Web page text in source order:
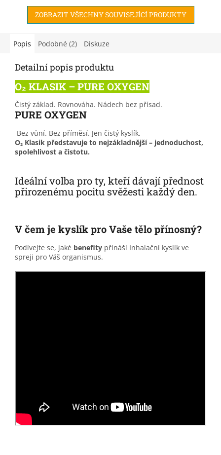
velmi...
ZOBRAZIT VŠECHNY SOUVISEJÍCÍ PRODUKTY
Popis Podobné (2) Diskuze
Detailní popis produktu
O₂ KLASIK – PURE OXYGEN
Čistý základ. Rovnováha. Nádech bez přísad.
PURE OXYGEN
Bez vůní. Bez příměsí. Jen čistý kyslík.
O₂ Klasik představuje to nejzákladnější – jednoduchost,
spolehlivost a čistotu.
Ideální volba pro ty, kteří dávají přednost
přirozenému pocitu svěžesti každý den.
V čem je kyslík pro Vaše tělo přínosný?
Podívejte se, jaké benefity přináší Inhalační kyslík ve
spreji pro Váš organismus.